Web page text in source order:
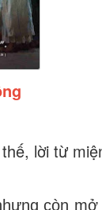
lời từ
còn